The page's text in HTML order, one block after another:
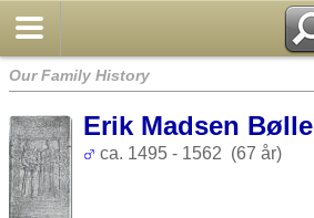
Our Family History
Erik Madsen Bølle
ca. 1495 - 1562 (67 år)